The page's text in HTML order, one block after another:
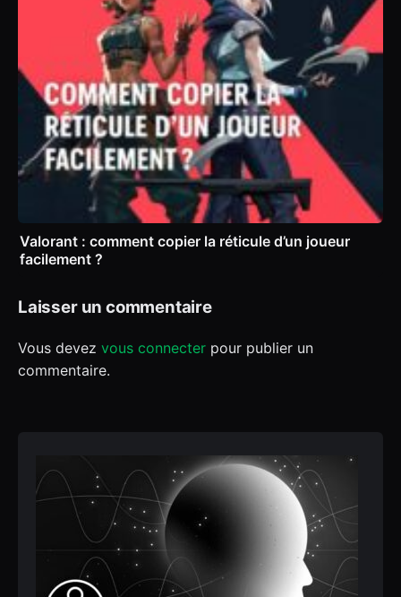
Valorant : comment copier la réticule d’un joueur
facilement ?
Laisser un commentaire
Vous devez vous connecter pour publier un
commentaire.